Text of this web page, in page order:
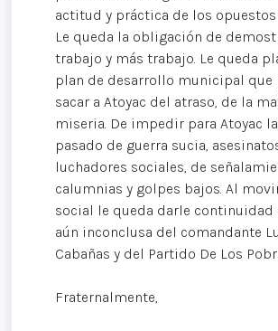
actitud y práctica de los opuestos
Le queda la obligación de
trabajo y más trabajo. Le queda
plan de desarrollo municipal que
sacar a Atoyac del atraso, de la
miseria. De impedir para Atoyac
pasado de guerra sucia,
luchadores sociales, de
calumnias y golpes bajos. Al
social le queda darle continuidad
aún inconclusa del comandante
Cabañas y del Partido De Los
Fraternalmente,